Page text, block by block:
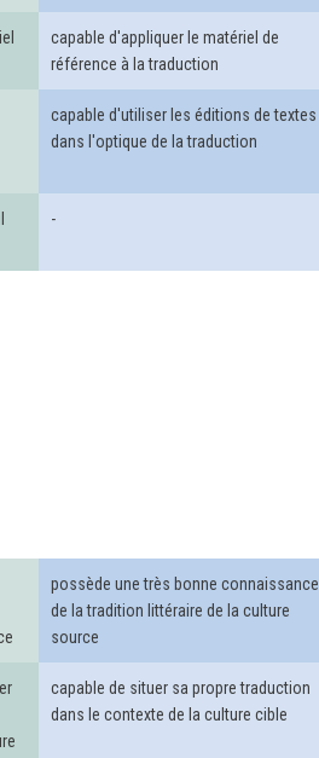
capable d'appliquer le matériel de
référence à la traduction
capable d'utiliser les éditions de textes
dans l'optique de la traduction
-
possède une très bonne connaissance
de la tradition littéraire de la culture
source
capable de situer sa propre traduction
dans le contexte de la culture cible